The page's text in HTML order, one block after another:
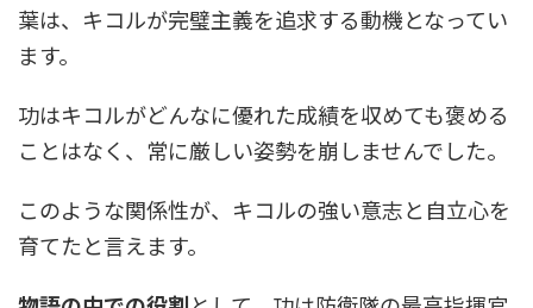
葉は、キコルが完璧主義を追求する動機となってい
ます。
功はキコルがどんなに優れた成績を収めても褒める
ことはなく、常に厳しい姿勢を崩しませんでした。
このような関係性が、キコルの強い意志と自立心を
育てたと言えます。